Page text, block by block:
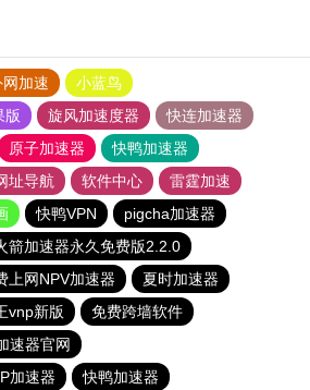
加速
小蓝鸟
版
旋风加速度器
快连加速器
原子加速器
快鸭加速器
址导航 软件中心
雷霆加速
快鸭VPN
pigcha加速器
箭加速器永久免费版2.2.0
上网NPV加速器
夏时加速器
vnp新版
免费跨墙软件
速器官网
加速器
快鸭加速器